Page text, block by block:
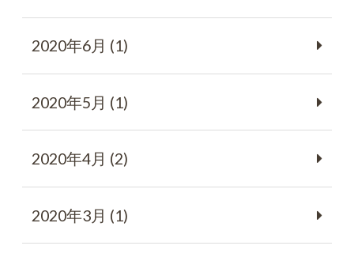
2020年6月 (1)
2020年5月 (1)
2020年4月 (2)
2020年3月 (1)